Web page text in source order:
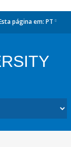
página em: PT